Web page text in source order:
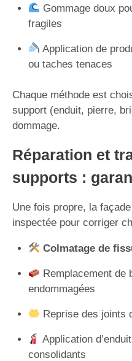
Gommage doux
fragiles
Application de
ou taches tenaces
Chaque méthode est
support (enduit, pierre,
dommage.
Réparation et
supports :
Une fois propre, la
inspectée pour corriger
Colmatage de
Remplacement de
endommagées
Reprise des joints
Application
consolidants